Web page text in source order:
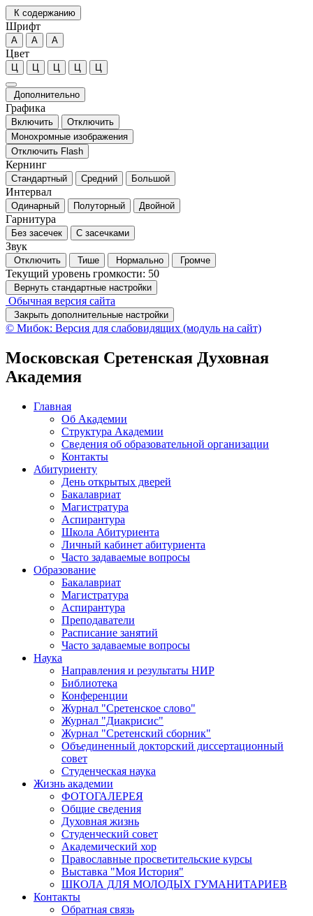
К содержанию
Шрифт
А А А
Цвет
Ц Ц Ц Ц Ц
Дополнительно
Графика
Включить
Отключить
Монохромные изображения
Отключить Flash
Кернинг
Стандартный Средний Большой
Интервал
Одинарный Полуторный Двойной
Гарнитура
Без засечек С засечками
Звук
Отключить Тише Нормально Громче
Текущий уровень громкости: 50
Вернуть стандартные настройки
Обычная версия сайта
Закрыть дополнительные настройки
© Мибок: Версия для слабовидящих (модуль на сайт)
Московская Сретенская Духовная
Академия
Главная
Об Академии
Структура Академии
Сведения об образовательной организации
Контакты
Абитуриенту
День открытых дверей
Бакалавриат
Магистратура
Аспирантура
Школа Абитуриента
Личный кабинет абитуриента
Часто задаваемые вопросы
Образование
Бакалавриат
Магистратура
Аспирантура
Преподаватели
Расписание занятий
Часто задаваемые вопросы
Наука
Направления и результаты НИР
Библиотека
Конференции
Журнал "Сретенское слово"
Журнал "Диакрисис"
Журнал "Сретенский сборник"
Объединенный докторский диссертационный
совет
Студенческая наука
Жизнь академии
ФОТОГАЛЕРЕЯ
Общие сведения
Духовная жизнь
Студенческий совет
Академический хор
Православные просветительские курсы
Выставка "Моя История"
ШКОЛА ДЛЯ МОЛОДЫХ ГУМАНИТАРИЕВ
Контакты
Обратная связь